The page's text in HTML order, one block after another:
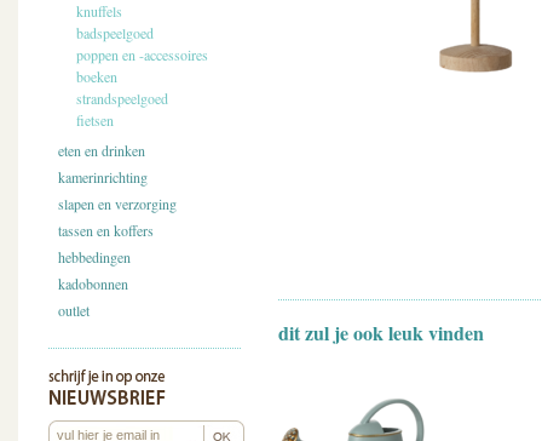
knuffels
badspeelgoed
poppen en -accessoires
boeken
strandspeelgoed
fietsen
eten en drinken
kamerinrichting
slapen en verzorging
tassen en koffers
hebbedingen
kadobonnen
outlet
dit zul je ook leuk vinden